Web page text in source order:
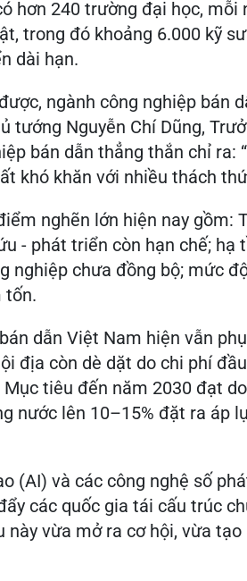
tại Trung tâm Đào tạo Khu Công
hơn 240 trường đại học,
trong đó khoảng 6.000 kỹ
dài hạn.
ngành công nghiệp bán
tướng Nguyễn Chí Dũng,
bán dẫn thẳng thắn chỉ ra:
khó khăn với nhiều thách
nghẽn lớn hiện nay gồm:
- phát triển còn hạn chế; hạ
nghiệp chưa đồng bộ; mức
tốn.
dẫn Việt Nam hiện vẫn
địa còn dè dặt do chi phí
tiêu đến năm 2030 đạt
nước lên 10–15% đặt ra áp